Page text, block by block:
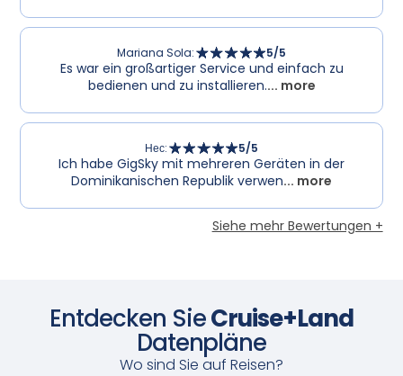
Mariana Sola: 5/5
Es war ein großartiger Service und einfach zu
bedienen und zu installieren.... more
Нес: 5/5
Ich habe GigSky mit mehreren Geräten in der
Dominikanischen Republik verwen... more
Siehe mehr Bewertungen +
Entdecken SieCruise+Land
Datenpläne
Wo sind Sie auf Reisen?